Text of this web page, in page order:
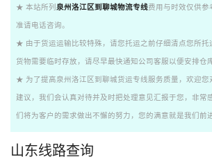
★ 本站所列 泉州洛江区到聊城物流专线费用与时效仅供参
准请电话咨询。
★ 由于货运运输比较特殊，请您托运之前仔细清点您所托
货物需要临时存放，请尽早最快通知公司客服以便安排仓
★ 为了提高泉州洛江区到聊城货运专线服务质量，欢迎您
建议，我们会认真对待并及时把处理意见汇报于您，非常
们将为客户的需求做出不懈的努力，您的满意就是我们前
山东线路查询